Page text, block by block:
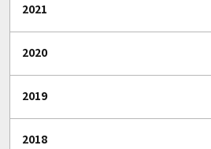
2021
2020
2019
2018